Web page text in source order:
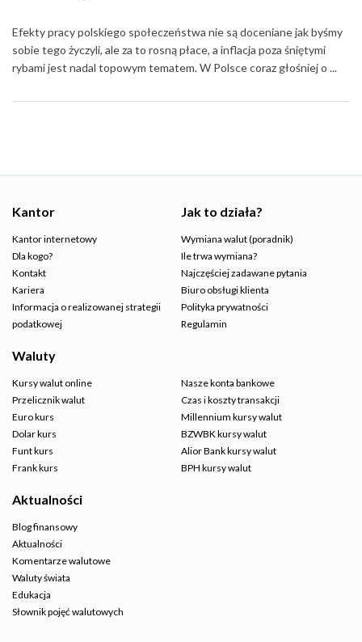
Efekty pracy polskiego społeczeństwa nie są doceniane jak byśmy
sobie tego życzyli, ale za to rosną płace, a inflacja poza śniętymi
rybami jest nadal topowym tematem. W Polsce coraz głośniej o ...
Kantor
Kantor internetowy
Dla kogo?
Kontakt
Kariera
Informacja o realizowanej strategii
podatkowej
Jak to działa?
Wymiana walut (poradnik)
Ile trwa wymiana?
Najczęściej zadawane pytania
Biuro obsługi klienta
Polityka prywatności
Regulamin
Waluty
Kursy walut online
Przelicznik walut
Euro kurs
Dolar kurs
Funt kurs
Frank kurs
Nasze konta bankowe
Czas i koszty transakcji
Millennium kursy walut
BZWBK kursy walut
Alior Bank kursy walut
BPH kursy walut
Aktualności
Blog finansowy
Aktualności
Komentarze walutowe
Waluty świata
Edukacja
Słownik pojęć walutowych